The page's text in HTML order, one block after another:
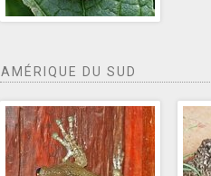
AMÉRIQUE DU SUD